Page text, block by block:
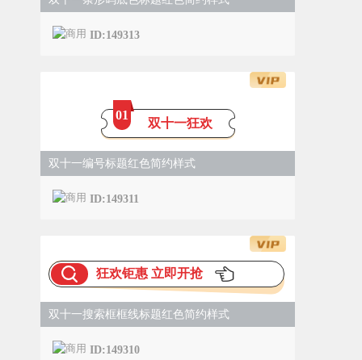
ID:149313
01
双十一狂欢
双十一编号标题红色简约样式
ID:149311
狂欢钜惠 立即开抢
双十一搜索框框线标题红色简约样式
ID:149310